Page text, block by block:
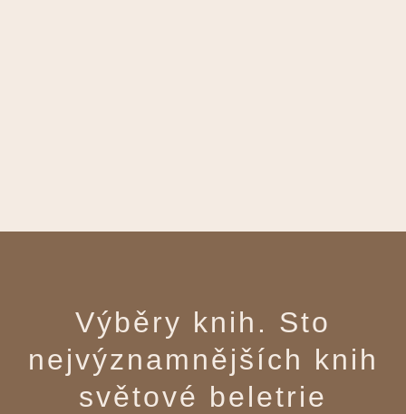
Výběry knih. Sto
nejvýznamnějších knih
světové beletrie